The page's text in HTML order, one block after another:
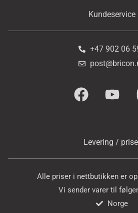
Kundeservice
+47 902 06
Levering /
Alle priser i nettbutikken er
Vi sender varer til
Norge